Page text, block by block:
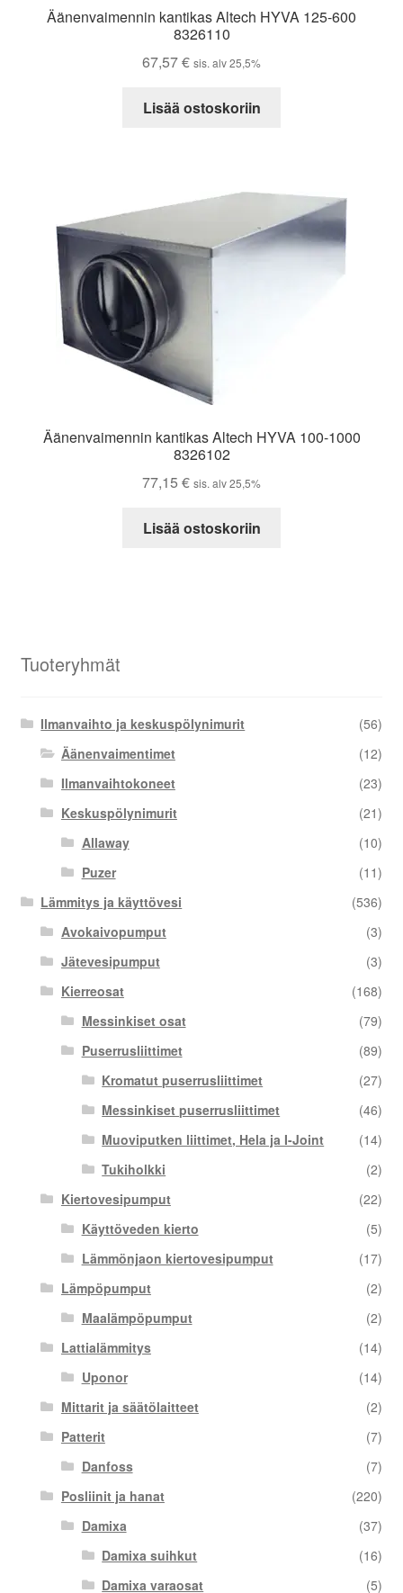
Äänenvaimennin kantikas Altech HYVA 125-600
8326110
67,57€ sis. alv 25,5%
Lisää ostoskoriin
Äänenvaimennin kantikas Altech HYVA 100-1000
8326102
77,15 € sis. alv 25,5%
Lisää ostoskoriin
Tuoteryhmät
Ilmanvaihto ja keskuspölynimurit
(56)
Äänenvaimentimet
(12)
Ilmanvaihtokoneet
(23)
Keskuspölynimurit
(21)
Allaway
(10)
Puzer
(11)
Lämmitys ja käyttövesi
(536)
Avokaivopumput
(3)
Jätevesipumput
(3)
Kierreosat
(168)
Messinkiset osat
(79)
Puserrusliittimet
(89)
Kromatut puserrusliittimet
(27)
Messinkiset puserrusliittimet
(46)
Muoviputken liittimet, Hela ja I-Joint
(14)
Tukiholkki
(2)
Kiertovesipumput
(22)
Käyttöveden kierto
(5)
Lämmönjaon kiertovesipumput
(17)
Lämpöpumput
(2)
Maalämpöpumput
(2)
Lattialämmitys
(14)
Uponor
(14)
Mittarit ja säätölaitteet
(2)
Patterit
(7)
Danfoss
(7)
Posliinit ja hanat
(220)
Damixa
(37)
Damixa suihkut
(16)
Damixa varaosat
(5)